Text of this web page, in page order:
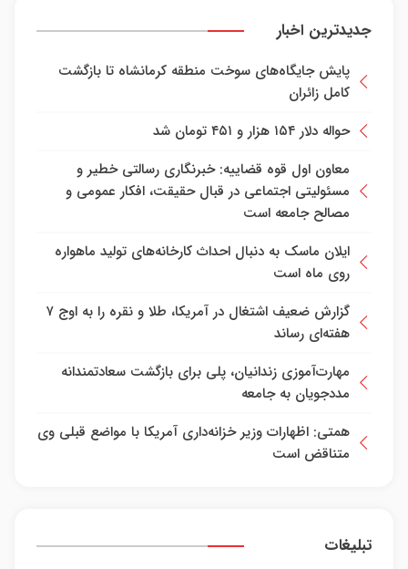
جدیدترین اخبار
پایش جایگاه‌های سوخت منطقه کرمانشاه تا بازگشت
کامل زائران
حواله دلار ۱۵۴ هزار و ۴۵۱ تومان شد
معاون اول قوه قضاییه: خبرنگاری رسالتی خطیر و
مسئولیتی اجتماعی در قبال حقیقت، افکار عمومی و
مصالح جامعه است
ایلان ماسک به دنبال احداث کارخانه‌های تولید ماهواره
روی ماه است
گزارش ضعیف اشتغال در آمریکا، طلا و نقره را به اوج ۷
هفته‌ای رساند
مهارت‌آموزی زندانیان، پلی برای بازگشت سعادتمندانه
مددجویان به جامعه
همتی: اظهارات وزیر خزانه‌داری آمریکا با مواضع قبلی وی
متناقض است
تبلیغات